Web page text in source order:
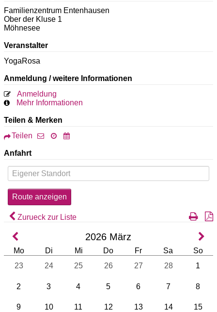
Familienzentrum Entenhausen
Ober der Kluse 1
Möhnesee
Veranstalter
YogaRosa
Anmeldung / weitere Informationen
Anmeldung
Mehr Informationen
Teilen & Merken
Teilen
Anfahrt
Zurueck zur Liste
2026 März
Mo Di Mi Do Fr Sa
So
23
24 25 26 27 28 1
2 3 4 5 6 7 8
9 10 11 12 13 14 15